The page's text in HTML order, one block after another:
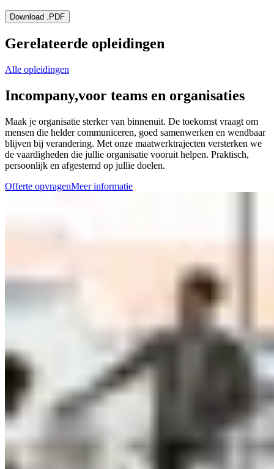
Download .PDF
Gerelateerde opleidingen
Alle opleidingen
Incompany,voor teams en organisaties
Maak je organisatie sterker van binnenuit. De toekomst vraagt om
mensen die helder communiceren, goed samenwerken en wendbaar
blijven bij verandering. Met onze maatwerktrajecten versterken we
de vaardigheden die jullie organisatie vooruit helpen. Praktisch,
persoonlijk en afgestemd op jullie doelen.
Offerte opvragenMeer informatie